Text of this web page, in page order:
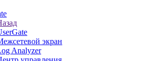
экран
Analyzer